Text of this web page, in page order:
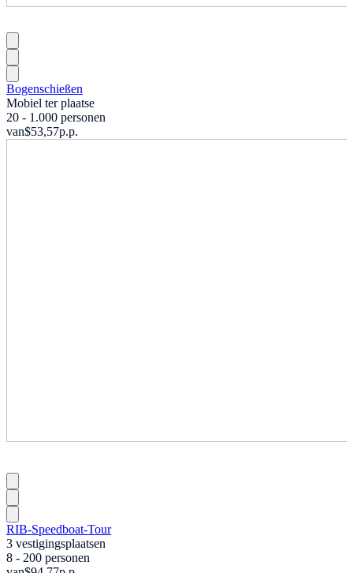
Bogenschießen
Mobiel ter plaatse
20 - 1.000 personen
van$53,57p.p.
RIB-Speedboat-Tour
3 vestigingsplaatsen
8 - 200 personen